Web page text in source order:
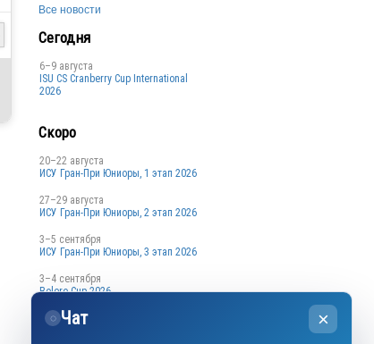
Все новости
Сегодня
6–9 августа
ISU CS Cranberry Cup International
2026
Скоро
20–22 августа
ИСУ Гран-При Юниоры, 1 этап 2026
27–29 августа
ИСУ Гран-При Юниоры, 2 этап 2026
3–5 сентября
ИСУ Гран-При Юниоры, 3 этап 2026
3–4 сентября
Bolero Cup 2026
3–4 сентября
Кубок Санкт-Петербурга, 1 этап
×
◌ Чат